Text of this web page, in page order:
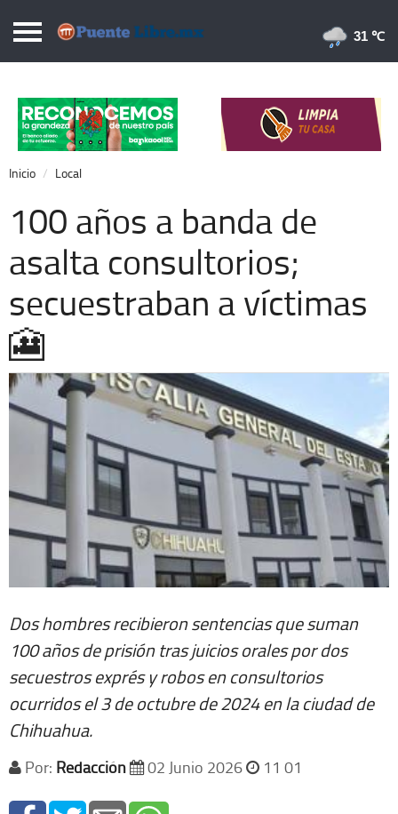
Puentelibre.mx
Local
Nacional
Opinión
Cronos
Economía
Deportes
Extra +
31 ℃
Inicio Local
100 años a banda de
asalta consultorios;
secuestraban a víctimas
🎦
Dos hombres recibieron sentencias que suman
100 años de prisión tras juicios orales por dos
secuestros exprés y robos en consultorios
ocurridos el 3 de octubre de 2024 en la ciudad de
Chihuahua.
Por: Redacción 02 Junio 2026 11 01